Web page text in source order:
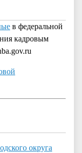
в федеральной
кадровым
округа